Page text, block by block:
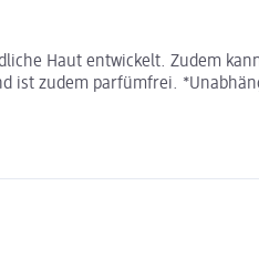
Haut entwickelt. Zudem
ist zudem parfümfrei.